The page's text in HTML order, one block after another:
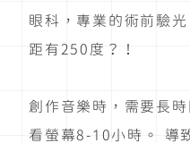
眼科，專業的術前驗
距有250度？！
創作音樂時，需要長
看螢幕8-10小時。 導